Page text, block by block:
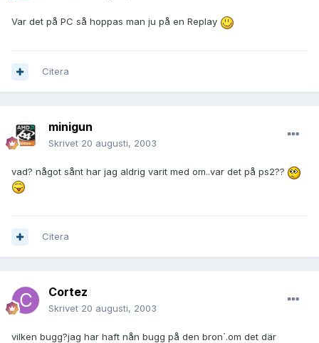
Var det på PC så hoppas man ju på en Replay
Citera
minigun
Skrivet 20 augusti, 2003
vad? något sånt har jag aldrig varit med om..var det på ps2??
Citera
Cortez
Skrivet 20 augusti, 2003
vilken bugg?jag har haft nån bugg på den bron´.om det där